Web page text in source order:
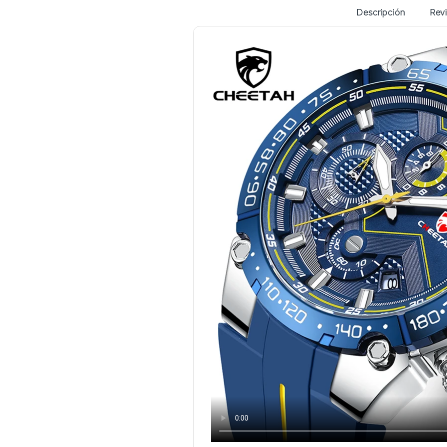
Descripción